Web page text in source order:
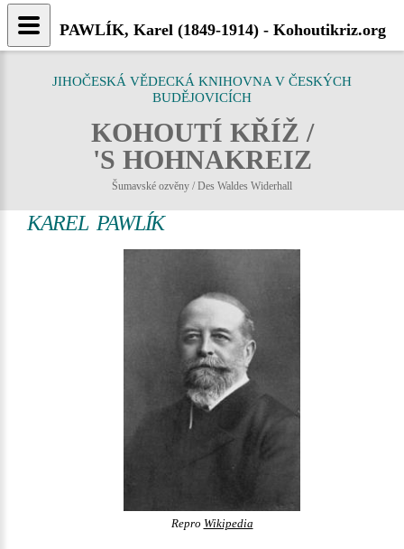
JIHOČESKÁ VĚDECKÁ KNIHOVNA V ČESKÝCH
BUDĚJOVICÍCH
KOHOUTÍ KŘÍŽ /
'S HOHNAKREIZ
Šumavské ozvěny / Des Waldes Widerhall
KAREL PAWLÍK
Repro Wikipedia
PAWLÍK, Karel (1849-1914) - Kohoutikriz.org